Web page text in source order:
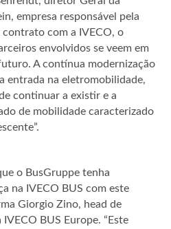
empresa responsável pela
contrato com a IVECO, o
envolvidos se veem em
A contínua modernização
entrada na eletromobilidade,
continuar a existir e a
de mobilidade caracterizado
o BusGruppe tenha
na IVECO BUS com este
Giorgio Zino, head de
BUS Europe. “Este